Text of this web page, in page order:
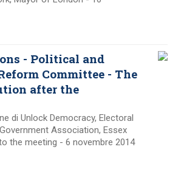
- Political and
Committee - The
after the
di Unlock Democracy, Electoral
Association, Essex
the meeting - 6 novembre 2014